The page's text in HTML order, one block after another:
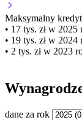
Maksymalny
• 17 tys. zł w 2025
• 19 tys. zł w 2024
• 2 tys. zł w 2023
dane za rok